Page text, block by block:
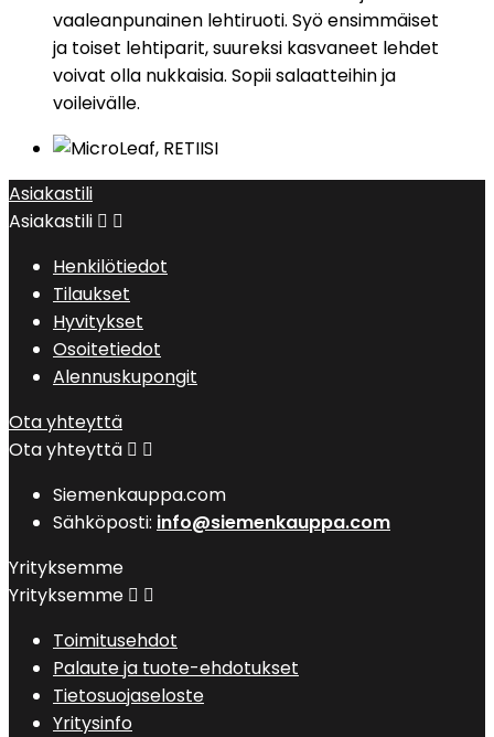
vaaleanpunainen lehtiruoti. Syö ensimmäiset
ja toiset lehtiparit, suureksi kasvaneet lehdet
voivat olla nukkaisia. Sopii salaatteihin ja
voileivälle.
Asiakastili
Asiakastili  
Henkilötiedot
Tilaukset
Hyvitykset
Osoitetiedot
Alennuskupongit
Ota yhteyttä
Ota yhteyttä  
Siemenkauppa.com
Sähköposti: info@siemenkauppa.com
Yrityksemme
Yrityksemme  
Toimitusehdot
Palaute ja tuote-ehdotukset
Tietosuojaseloste
Yritysinfo